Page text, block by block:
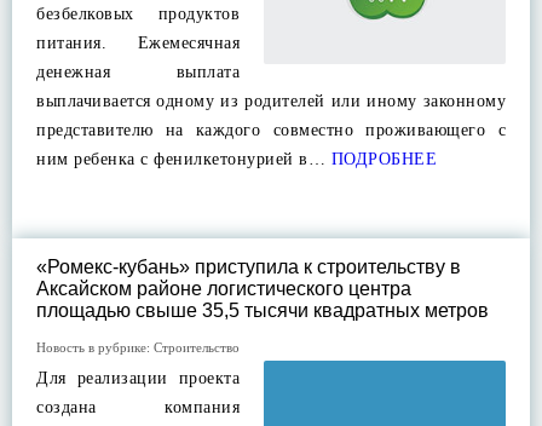
безбелковых продуктов
питания. Ежемесячная
денежная выплата
выплачивается одному из родителей или иному законному
представителю на каждого совместно проживающего с
ним ребенка с фенилкетонурией в… ПОДРОБНЕЕ
«Ромекс-кубань» приступила к строительству в
Аксайском районе логистического центра
площадью свыше 35,5 тысячи квадратных метров
Новость в рубрике: Строительство
Для реализации проекта
создана компания